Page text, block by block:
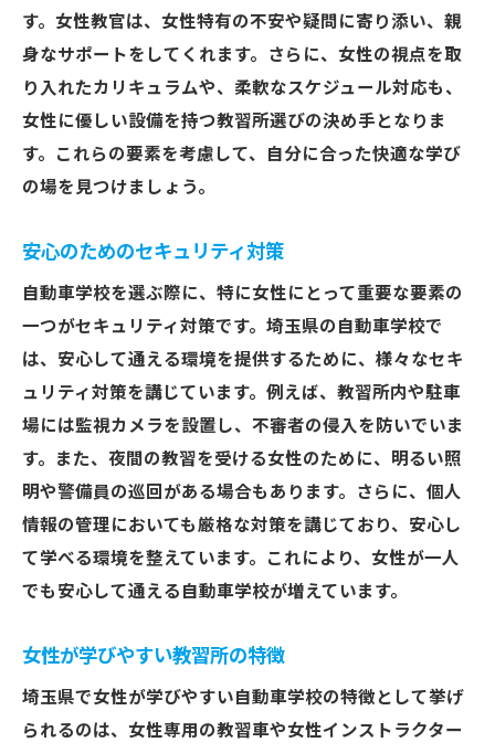
す。女性教官は、女性特有の不安や疑問に寄り添い、親
身なサポートをしてくれます。さらに、女性の視点を取
り入れたカリキュラムや、柔軟なスケジュール対応も、
女性に優しい設備を持つ教習所選びの決め手となりま
す。これらの要素を考慮して、自分に合った快適な学び
の場を見つけましょう。
安心のためのセキュリティ対策
自動車学校を選ぶ際に、特に女性にとって重要な要素の
一つがセキュリティ対策です。埼玉県の自動車学校で
は、安心して通える環境を提供するために、様々なセキ
ュリティ対策を講じています。例えば、教習所内や駐車
場には監視カメラを設置し、不審者の侵入を防いでいま
す。また、夜間の教習を受ける女性のために、明るい照
明や警備員の巡回がある場合もあります。さらに、個人
情報の管理においても厳格な対策を講じており、安心し
て学べる環境を整えています。これにより、女性が一人
でも安心して通える自動車学校が増えています。
女性が学びやすい教習所の特徴
埼玉県で女性が学びやすい自動車学校の特徴として挙げ
られるのは、女性専用の教習車や女性インストラクター